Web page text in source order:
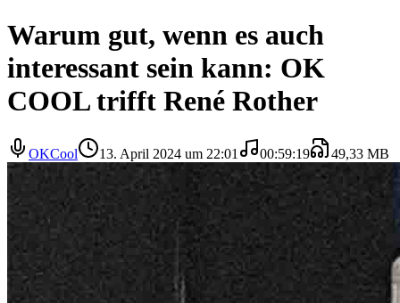
Warum gut, wenn es auch
interessant sein kann: OK
COOL trifft René Rother
OKCool 13. April 2024 um 22:01 00:59:19 49,33 MB